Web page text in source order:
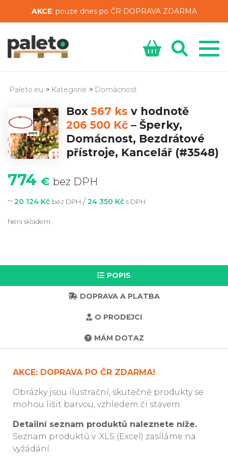
AKCE: pouze dnes po ČR DOPRAVA ZDARMA
Paleto.eu > Kategorie > Domácnost
Box 567 ks v hodnotě
206 500 Kč – Šperky,
Domácnost, Bezdrátové
přístroje, Kancelář (#3548)
774 € bez DPH
~ 20 124 Kč bez DPH / 24 350 Kč s DPH
Není skladem
POPIS
DOPRAVA A PLATBA
O PRODEJCI
MÁM DOTAZ
AKCE: DOPRAVA PO ČR ZDARMA!
Obrázky jsou ilustrační, skutečné produkty se
mohou lišit barvou, vzhledem či stavem.
Detailní seznam produktů naleznete níže.
Seznam produktů v .XLS (Excel) zasíláme na
vyžádání.